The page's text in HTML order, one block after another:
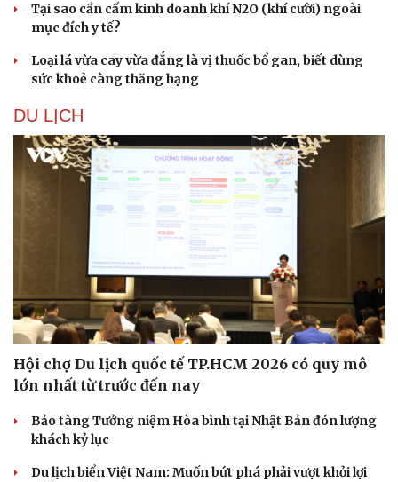
Tại sao cần cấm kinh doanh khí N2O (khí cười) ngoài
mục đích y tế?
Loại lá vừa cay vừa đắng là vị thuốc bổ gan, biết dùng
sức khoẻ càng thăng hạng
DU LỊCH
Hội chợ Du lịch quốc tế TP.HCM 2026 có quy mô
lớn nhất từ trước đến nay
Bảo tàng Tưởng niệm Hòa bình tại Nhật Bản đón lượng
khách kỷ lục
Du lịch biển Việt Nam: Muốn bứt phá phải vượt khỏi lợi